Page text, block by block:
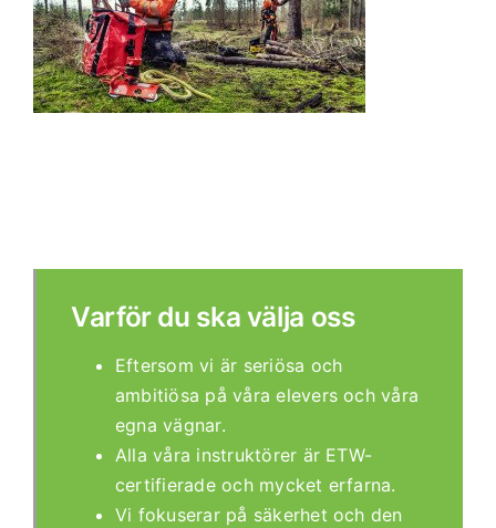
Varför du ska välja oss
Eftersom vi är seriösa och
ambitiösa på våra elevers och våra
egna vägnar.
Alla våra instruktörer är ETW-
certifierade och mycket erfarna.
Vi fokuserar på säkerhet och den